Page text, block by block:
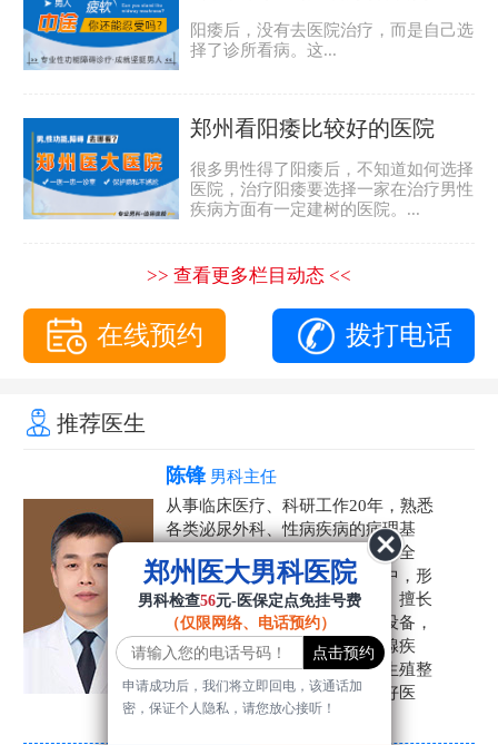
阳痿后，没有去医院治疗，而是自己选
择了诊所看病。这...
郑州看阳痿比较好的医院
很多男性得了阳痿后，不知道如何选择
医院，治疗阳痿要选择一家在治疗男性
疾病方面有一定建树的医院。...
>> 查看更多栏目动态 <<
在线预约 拨打电话
推荐医生
陈锋 男科主任
从事临床医疗、科研工作20年，熟悉
各类泌尿外科、性病疾病的病理基
础，诊断治疗和临床操作，技术全
面。在男科疾病的诊断和诊疗中，形
成了一套独具特色的诊疗方案。擅长
运用国内外先进的医学技术和设备，
科学诊疗各类阳痿早泄、前列腺疾
病、射精障碍、性病、HPV、生殖整
形等疾病，是患者非常信赖的好医
生。
郑州医大男科医院
男科检查56元-医保定点免挂号费
（仅限网络、电话预约）
申请成功后，我们将立即回电，该通话加
密，保证个人隐私，请您放心接听！